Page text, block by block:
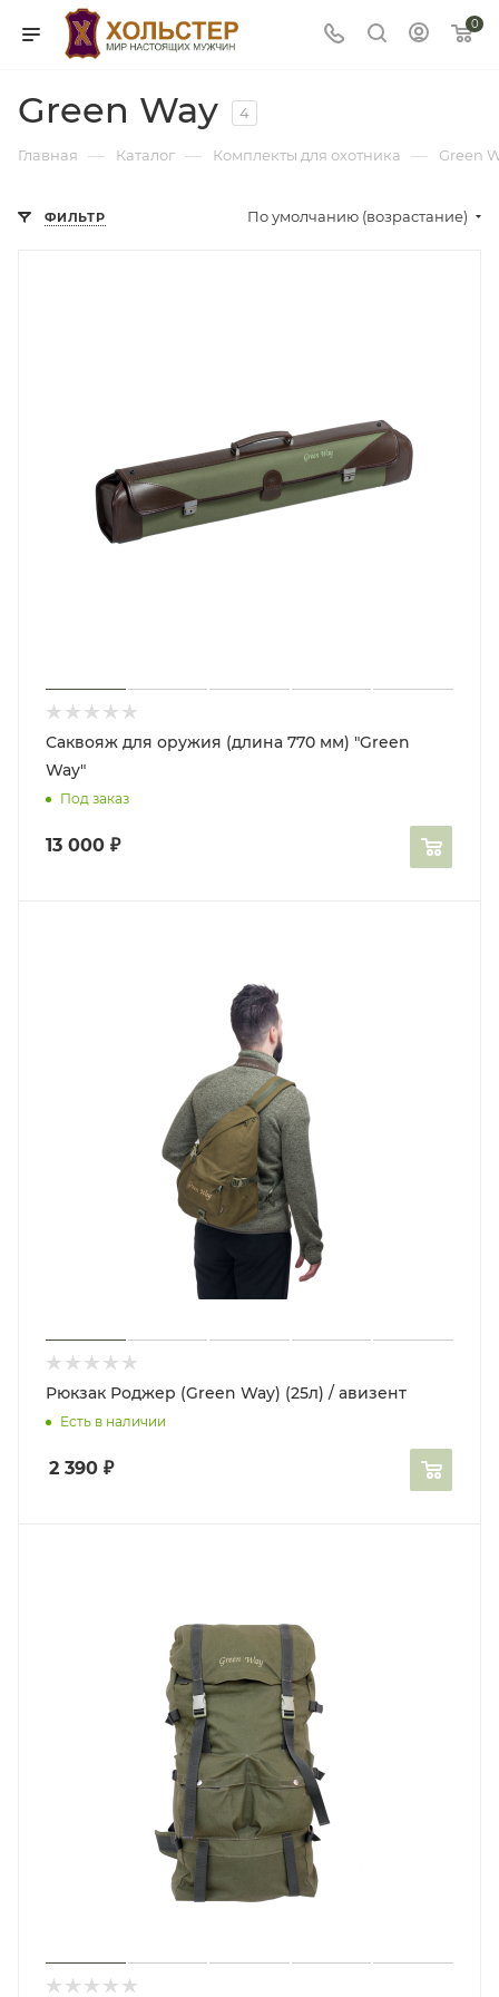
0
Green Way 4
Главная — Каталог — Комплекты для охотника — Green
ФИЛЬТР По умолчанию (возрастание)
Саквояж для оружия (длина 770 мм) "Green
Way"
Под заказ
13 000 ₽
Рюкзак Роджер (Green Way) (25л) / авизент
Есть в наличии
2 390 ₽